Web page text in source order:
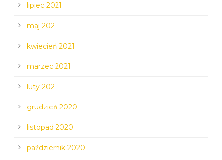
lipiec 2021
maj 2021
kwiecień 2021
marzec 2021
luty 2021
grudzień 2020
listopad 2020
październik 2020